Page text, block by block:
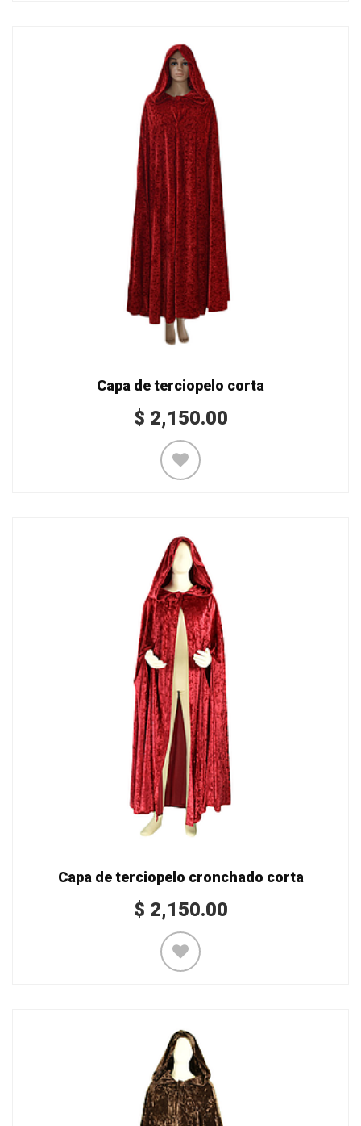
Capa de terciopelo corta
$ 2,150.00
Capa de terciopelo cronchado corta
$ 2,150.00